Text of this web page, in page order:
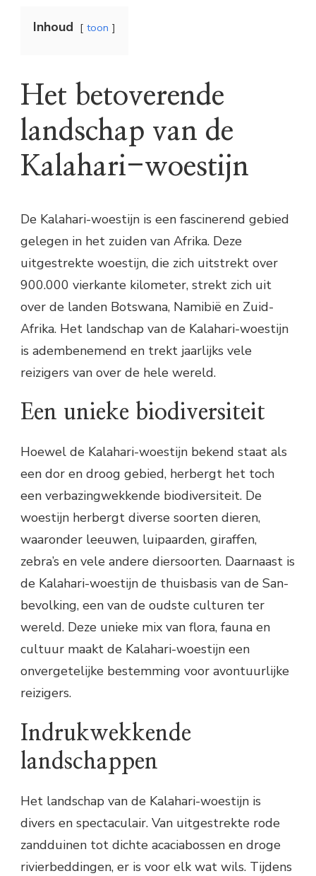
Inhoud toon
Het betoverende
landschap van de
Kalahari-woestijn
De Kalahari-woestijn is een fascinerend gebied
gelegen in het zuiden van Afrika. Deze
uitgestrekte woestijn, die zich uitstrekt over
900.000 vierkante kilometer, strekt zich uit
over de landen Botswana, Namibië en Zuid-
Afrika. Het landschap van de Kalahari-woestijn
is adembenemend en trekt jaarlijks vele
reizigers van over de hele wereld.
Een unieke biodiversiteit
Hoewel de Kalahari-woestijn bekend staat als
een dor en droog gebied, herbergt het toch
een verbazingwekkende biodiversiteit. De
woestijn herbergt diverse soorten dieren,
waaronder leeuwen, luipaarden, giraffen,
zebra’s en vele andere diersoorten. Daarnaast is
de Kalahari-woestijn de thuisbasis van de San-
bevolking, een van de oudste culturen ter
wereld. Deze unieke mix van flora, fauna en
cultuur maakt de Kalahari-woestijn een
onvergetelijke bestemming voor avontuurlijke
reizigers.
Indrukwekkende
landschappen
Het landschap van de Kalahari-woestijn is
divers en spectaculair. Van uitgestrekte rode
zandduinen tot dichte acaciabossen en droge
rivierbeddingen, er is voor elk wat wils. Tijdens